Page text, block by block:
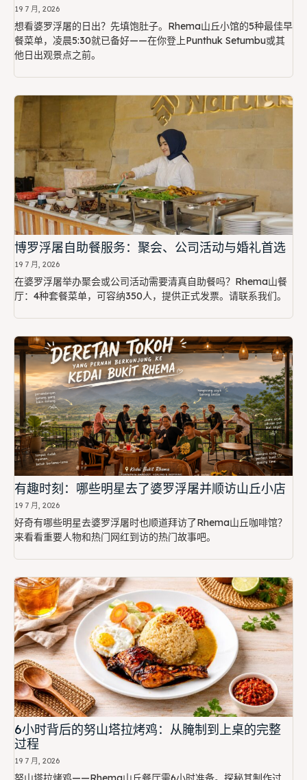
19 7 月, 2026
想看婆罗浮屠的日出？先填饱肚子。Rhema山丘小馆的5种最佳早
餐菜单，凌晨5:30就已备好——在你登上Punthuk Setumbu或其
他日出观景点之前。
博罗浮屠自助餐服务：聚会、公司活动与婚礼首选
19 7 月, 2026
在婆罗浮屠举办聚会或公司活动需要清真自助餐吗？Rhema山餐
厅：4种套餐菜单，可容纳350人，提供正式发票。请联系我们。
有趣时刻：哪些明星去了婆罗浮屠并顺访山丘小店
19 7 月, 2026
好奇有哪些明星去婆罗浮屠时也顺道拜访了Rhema山丘咖啡馆？
来看看重要人物和热门网红到访的热门故事吧。
6小时背后的努山塔拉烤鸡：从腌制到上桌的完整
过程
19 7 月, 2026